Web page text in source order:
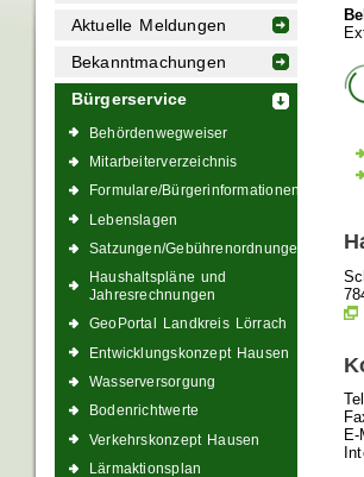
Aktuelle Meldungen
Bekanntmachungen
Bürgerservice
Behördenwegweiser
Mitarbeiterverzeichnis
Formulare/Bürgerinformationen
Lebenslagen
Satzungen/Gebührenordnungen
Haushaltspläne und
Jahresrechnungen
GeoPortal Landkreis Lörrach
Entwicklungskonzept Hausen
Wasserversorgung
Bodenrichtwerte
Verkehrskonzept Hausen
Lärmaktionsplan
E-